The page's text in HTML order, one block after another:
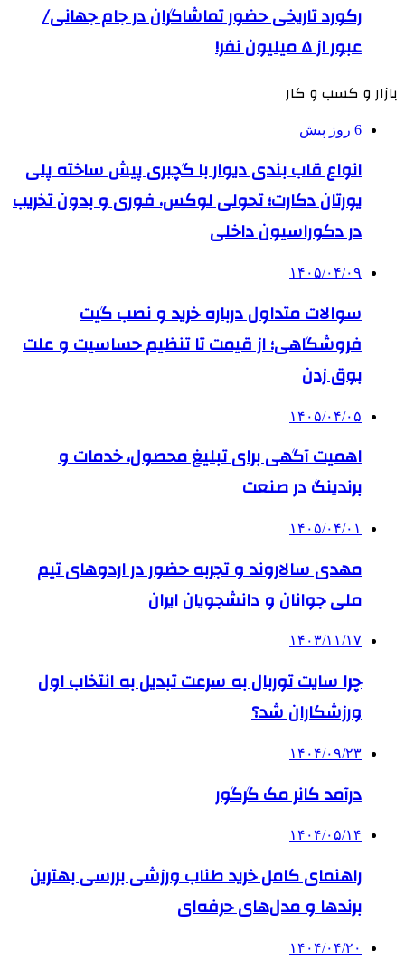
رکورد تاریخی حضور تماشاگران در جام جهانی/
عبور از ۵ میلیون نفر!
بازار و کسب و کار
6 روز پیش
انواع قاب بندی دیوار با گچبری پیش ساخته پلی
یورتان دکارت؛ تحولی لوکس، فوری و بدون تخریب
در دکوراسیون داخلی
۱۴۰۵/۰۴/۰۹
سوالات متداول درباره خرید و نصب گیت
فروشگاهی؛ از قیمت تا تنظیم حساسیت و علت
بوق زدن
۱۴۰۵/۰۴/۰۵
اهمیت آگهی برای تبلیغ محصول، خدمات و
برندینگ در صنعت
۱۴۰۵/۰۴/۰۱
مهدی سالاروند و تجربه حضور در اردوهای تیم
ملی جوانان و دانشجویان ایران
۱۴۰۳/۱۱/۱۷
چرا سایت توربال به ‌سرعت تبدیل به انتخاب اول
ورزشکاران شد؟
۱۴۰۴/۰۹/۲۳
درآمد کانر مک گرگور
۱۴۰۴/۰۵/۱۴
راهنمای کامل خرید طناب ورزشی بررسی بهترین
برندها و مدل‌های حرفه‌ای
۱۴۰۴/۰۴/۲۰